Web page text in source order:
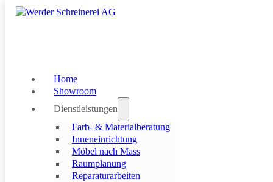
Skip to main content Skip to footer
Home
Showroom
Dienstleistungen
Farb- & Materialberatung
Inneneinrichtung
Möbel nach Mass
Raumplanung
Reparaturarbeiten